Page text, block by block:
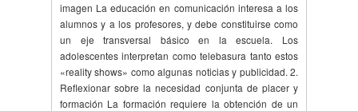
imagen La educación en comunicación interesa a los
alumnos y a los profesores, y debe constituirse como
un eje transversal básico en la escuela. Los
adolescentes interpretan como telebasura tanto estos
«reality shows» como algunas noticias y publicidad. 2.
Reflexionar sobre la necesidad conjunta de placer y
formación La formación requiere la obtención de un